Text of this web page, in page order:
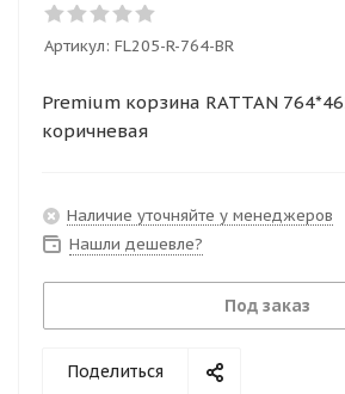
Артикул: FL205-R-764-BR
Premium корзина RATTAN
коричневая
Наличие уточняйте у менеджеров
Нашли дешевле?
Под заказ
Поделиться